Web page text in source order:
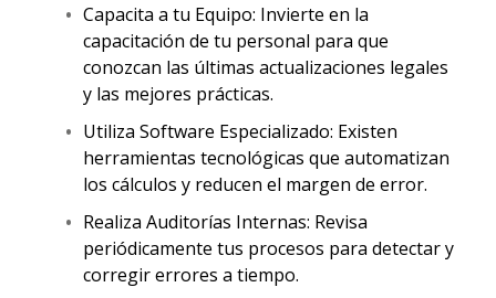
Capacita a tu Equipo: Invierte en la
capacitación de tu personal para que
conozcan las últimas actualizaciones legales
y las mejores prácticas.
Utiliza Software Especializado: Existen
herramientas tecnológicas que automatizan
los cálculos y reducen el margen de error.
Realiza Auditorías Internas: Revisa
periódicamente tus procesos para detectar y
corregir errores a tiempo.